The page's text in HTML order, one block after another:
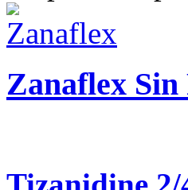
Zanaflex Sin